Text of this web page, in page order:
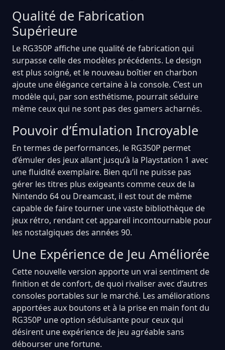
Qualité de Fabrication
Supérieure
Le RG350P affiche une qualité de fabrication qui
surpasse celle des modèles précédents. Le design
est plus soigné, et le nouveau boîtier en charbon
ajoute une élégance certaine à la console. C’est un
modèle qui, par son esthétisme, pourrait séduire
même ceux qui ne sont pas des gamers acharnés.
Pouvoir d’Émulation Incroyable
En termes de performances, le RG350P permet
d’émuler des jeux allant jusqu’à la Playstation 1 avec
une fluidité exemplaire. Bien qu’il ne puisse pas
gérer les titres plus exigeants comme ceux de la
Nintendo 64 ou Dreamcast, il est tout de même
capable de faire tourner une vaste bibliothèque de
jeux rétro, rendant cet appareil incontournable pour
les nostalgiques des années 90.
Une Expérience de Jeu Améliorée
Cette nouvelle version apporte un vrai sentiment de
finition et de confort, de quoi rivaliser avec d’autres
consoles portables sur le marché. Les améliorations
apportées aux boutons et à la prise en main font du
RG350P une option séduisante pour ceux qui
désirent une expérience de jeu agréable sans
débourser une fortune.